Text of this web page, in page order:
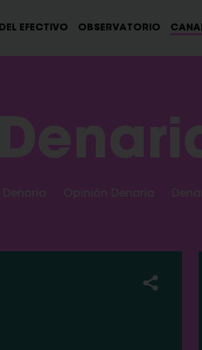
EFECTIVO OBSERVATORIO
Opinión Denaria